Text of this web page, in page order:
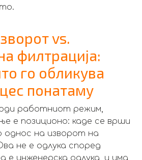
vs.
филтрација:
го обликува
понатаму
работниот режим,
е позиционо: каде се врши
однос на изворот на
не е одлука според
е инженерска одлука, и има